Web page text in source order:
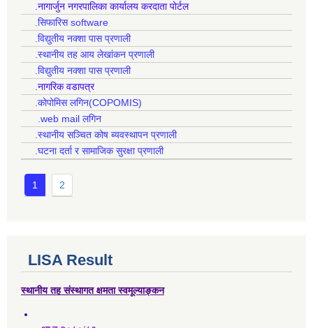
.नागार्जुन नगरपालिका कार्यालय करदाता पोर्टल
.सिफारिस software
.विद्युतीय नक्शा पास प्रणाली
.स्थानीय तह आय लेखांकन प्रणाली
.विद्युतीय नक्शा पास प्रणाली
.नागरिक वडापत्र
.कोपोमिस लगिन(COPOMIS)
.web mail लगिन
.स्थानीय सञ्चित कोष ब्यवस्थापन प्रणाली
.घटना दर्ता र सामाजिक सुरक्षा प्रणाली
1 2
LISA Result
स्थानीय तह संस्थागत क्षमता स्वमूल्याङ्कन